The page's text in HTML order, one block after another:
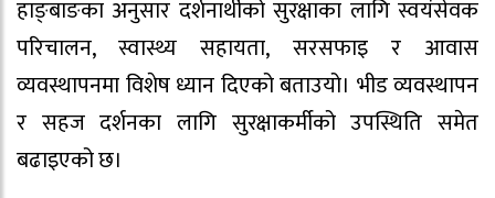
हाङ्बाङका अनुसार दर्शनार्थीको सुरक्षाका लागि स्वयंसेवक
परिचालन, स्वास्थ्य सहायता, सरसफाइ र आवास
व्यवस्थापनमा विशेष ध्यान दिएको बताउयो। भीड व्यवस्थापन
र सहज दर्शनका लागि सुरक्षाकर्मीको उपस्थिति समेत
बढाइएको छ।